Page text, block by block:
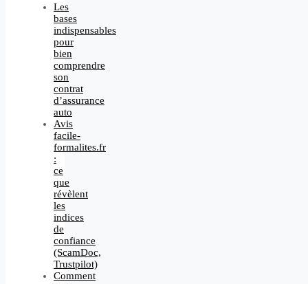
Les
bases
indispensables
pour
bien
comprendre
son
contrat
d’assurance
auto
Avis
facile-
formalites.fr
:
ce
que
révèlent
les
indices
de
confiance
(ScamDoc,
Trustpilot)
Comment